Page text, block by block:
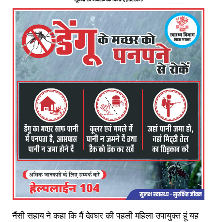
नैंसी सहाय ने कहा कि मैं देवघर की पहली महिला उपायुक्त हूं यह